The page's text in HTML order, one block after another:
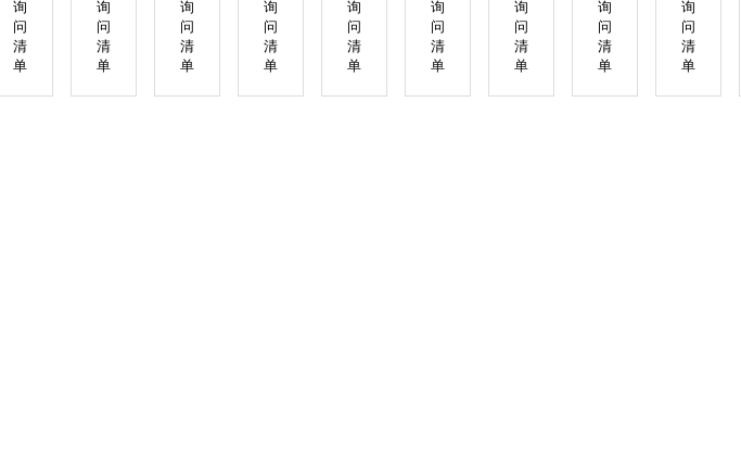
询
问
清
单
询
问
清
单
询
问
清
单
询
问
清
单
询
问
清
单
询
问
清
单
询
问
清
单
询
问
清
单
询
问
清
单